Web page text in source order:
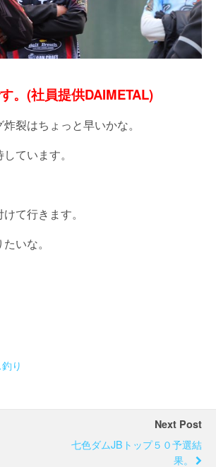
。(社員提供DAIMETAL)
裂はちょっと早いかな。
ています。
て行きます。
いな。
り
Next Post
七色ダムJBトップ５０予選結
果。